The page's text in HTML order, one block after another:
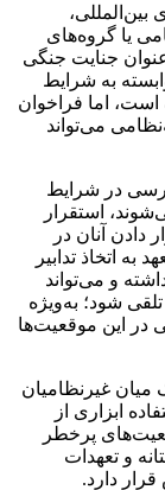
کیفری بین‌المللی،
نظامی یا گروه‌های
جنایت جنگی
به شرایط
اما فراخوان
می‌تواند
در شرایط
استقرار
دادن آنان در
اتخاذ تدابیر
و می‌تواند
شود؛ به‌ویژه
در این موقعیت‌ها
غیرنظامیان
ابزاری از
پرخطر
و تعهدات
دارد.